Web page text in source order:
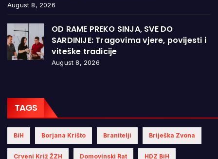
August 8, 2026
OD RAME PREKO SINJA, SVE DO
SARDINIJE: Tragovima vjere, povijesti i
viteške tradicije
August 8, 2026
TAGS
BiH Borjana Krišto Branitelji Briješka Zvona
Crveni Križ ŽZH Domovinski Rat HDZ BiH